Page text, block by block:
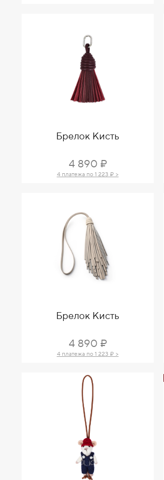
Брелок Кисть
4 890 ₽
4 платежа по 1 223 ₽ >
Брелок Кисть
4 890 ₽
4 платежа по 1 223 ₽ >